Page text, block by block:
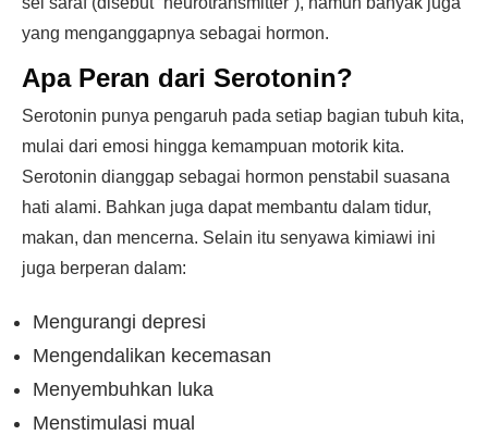
yang menganggapnya sebagai hormon.
Apa Peran dari Serotonin?
Serotonin punya pengaruh pada setiap bagian tubuh kita,
mulai dari emosi hingga kemampuan motorik kita.
Serotonin dianggap sebagai hormon penstabil suasana
hati alami. Bahkan juga dapat membantu dalam tidur,
makan, dan mencerna. Selain itu senyawa kimiawi ini
juga berperan dalam:
Mengurangi depresi
Mengendalikan kecemasan
Menyembuhkan luka
Menstimulasi mual